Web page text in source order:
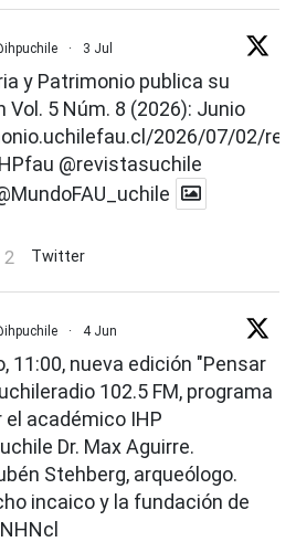
· 3 Jul
y Patrimonio publica su
Vol. 5 Núm. 8 (2026): Junio
2026/07/02/
@revistasuchile
2 Twitter
· 4 Jun
11:00, nueva edición "Pensar
102.5 FM, programa
académico IHP
Dr. Max Aguirre.
Stehberg, arqueólogo.
incaico y la fundación de